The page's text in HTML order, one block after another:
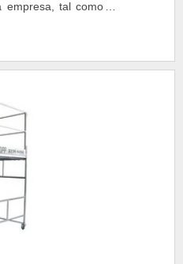
tal como a
que seja
de serviço. A Escala
com excelência e
dos
EMPRESAS